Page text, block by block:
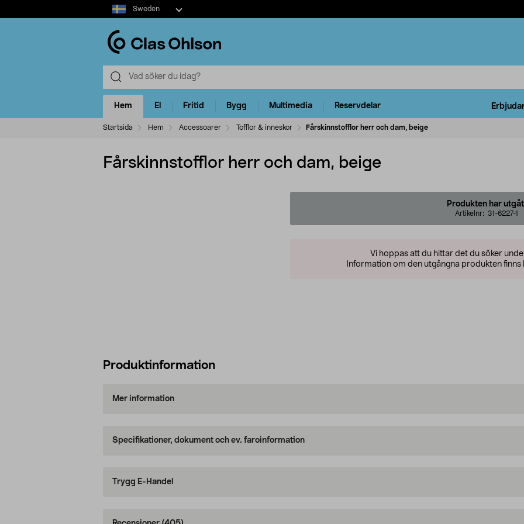
Select
market
Sweden
Hem El Fritid Bygg Multimedia Reservdelar
Startsida Hem Accessoarer Tofflor & inneskor Fårskinnstofflor herr och dam, beige
Fårskinnstofflor herr och dam, beige
Produkten har
Artikelnr: 31-6227-1
Vi hoppas att du hittar det du söker
Information om den utgångna produkten finns
Produktinformation
Mer information
Specifikationer, dokument och ev. faroinformation
Trygg E-Handel